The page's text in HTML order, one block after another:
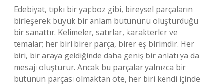
Edebiyat, tıpkı bir yapboz gibi, bireysel parçaların
birleşerek büyük bir anlam bütününü oluşturduğu
bir sanattır. Kelimeler, satırlar, karakterler ve
temalar; her biri birer parça, birer eş birimdir. Her
biri, bir araya geldiğinde daha geniş bir anlatı ya da
mesajı oluşturur. Ancak bu parçalar yalnızca bir
bütünün parçası olmaktan öte, her biri kendi içinde